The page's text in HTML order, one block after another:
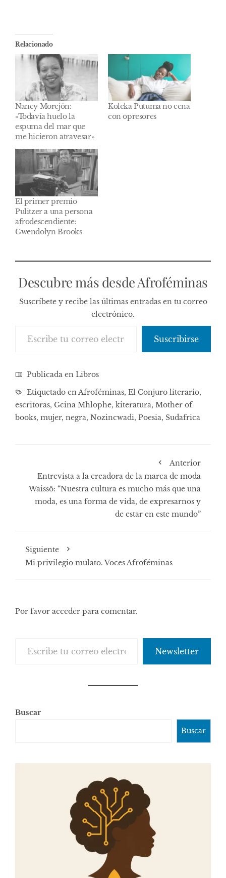
Relacionado
Nancy Morejón:
«Todavía huelo la
espuma del mar que
me hicieron atravesar»
Koleka Putuma no cena
con opresores
El primer premio
Pulitzer a una persona
afrodescendiente:
Gwendolyn Brooks
Descubre más desde Afroféminas
Suscríbete y recibe las últimas entradas en tu correo
electrónico.
Suscribirse
Publicada en Libros
Etiquetado enAfroféminas, El Conjuro literario,
escritoras, Gcina Mhlophe, kiteratura, Mother of
books, mujer, negra, Nozincwadi, Poesia, Sudafrica
Anterior
Entrevista a la creadora de la marca de moda
Waissö: “Nuestra cultura es mucho más que una
moda, es una forma de vida, de expresarnos y
de estar en este mundo”
Siguiente
Mi privilegio mulato. Voces Afroféminas
Por favor acceder para comentar.
Newsletter
Buscar
Buscar